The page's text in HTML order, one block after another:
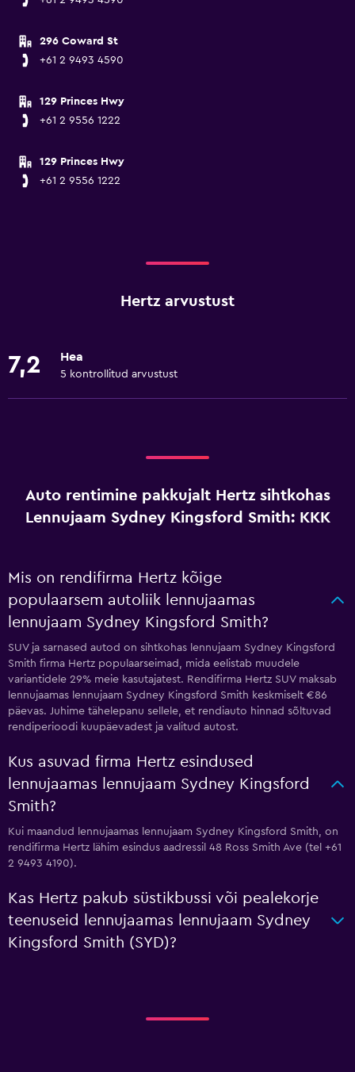
296 Coward St
+61 2 9493 4590
129 Princes Hwy
+61 2 9556 1222
129 Princes Hwy
+61 2 9556 1222
Hertz arvustust
7,2 Hea
5 kontrollitud arvustust
Auto rentimine pakkujalt Hertz sihtkohas
Lennujaam Sydney Kingsford Smith: KKK
Mis on rendifirma Hertz kõige
populaarsem autoliik lennujaamas
lennujaam Sydney Kingsford Smith?
SUV ja sarnased autod on sihtkohas lennujaam Sydney Kingsford
Smith firma Hertz populaarseimad, mida eelistab muudele
variantidele 29% meie kasutajatest. Rendifirma Hertz SUV maksab
lennujaamas lennujaam Sydney Kingsford Smith keskmiselt €86
päevas. Juhime tähelepanu sellele, et rendiauto hinnad sõltuvad
rendiperioodi kuupäevadest ja valitud autost.
Kus asuvad firma Hertz esindused
lennujaamas lennujaam Sydney Kingsford
Smith?
Kui maandud lennujaamas lennujaam Sydney Kingsford Smith, on
rendifirma Hertz lähim esindus aadressil 48 Ross Smith Ave (tel +61
2 9493 4190).
Kas Hertz pakub süstikbussi või pealekorje
teenuseid lennujaamas lennujaam Sydney
Kingsford Smith (SYD)?